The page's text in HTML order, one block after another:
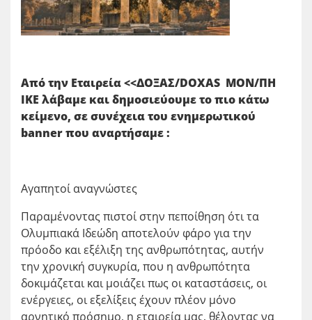
Από την Εταιρεία <<ΔΟΞΑΣ/DOXAS ΜΟΝ/ΠΗ
ΙΚΕ λάβαμε και δημοσιεύουμε το πιο κάτω
κείμενο, σε συνέχεια του ενημερωτικού
banner που αναρτήσαμε :
Αγαπητοί αναγνώστες
Παραμένοντας πιστοί στην πεποίθηση ότι τα
Ολυμπιακά Ιδεώδη αποτελούν φάρο για την
πρόοδο και εξέλιξη της ανθρωπότητας, αυτήν
την χρονική συγκυρία, που η ανθρωπότητα
δοκιμάζεται και μοιάζει πως οι καταστάσεις, οι
ενέργειες, οι εξελίξεις έχουν πλέον μόνο
αρνητικό πρόσημο, η εταιρεία μας, θέλοντας να